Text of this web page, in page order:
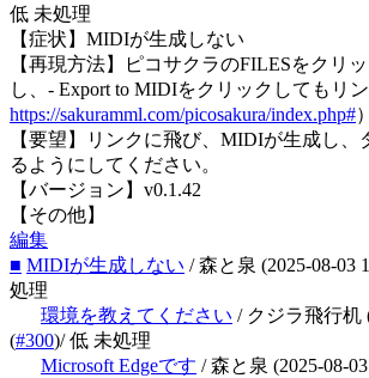
低 未処理
【症状】MIDIが生成しない
【再現方法】ピコサクラのFILESをクリ
し、- Export to MIDIをクリックしてもリ
https://sakuramml.com/picosakura/index.php#
【要望】リンクに飛び、MIDIが生成し、
るようにしてください。
【バージョン】v0.1.42
【その他】
編集
■ MIDIが生成しない / 森と泉 (2025-08-03
処理
環境を教えてください / クジラ飛行机
(#300)/ 低 未処理
Microsoft Edgeです / 森と泉 (2025-08-